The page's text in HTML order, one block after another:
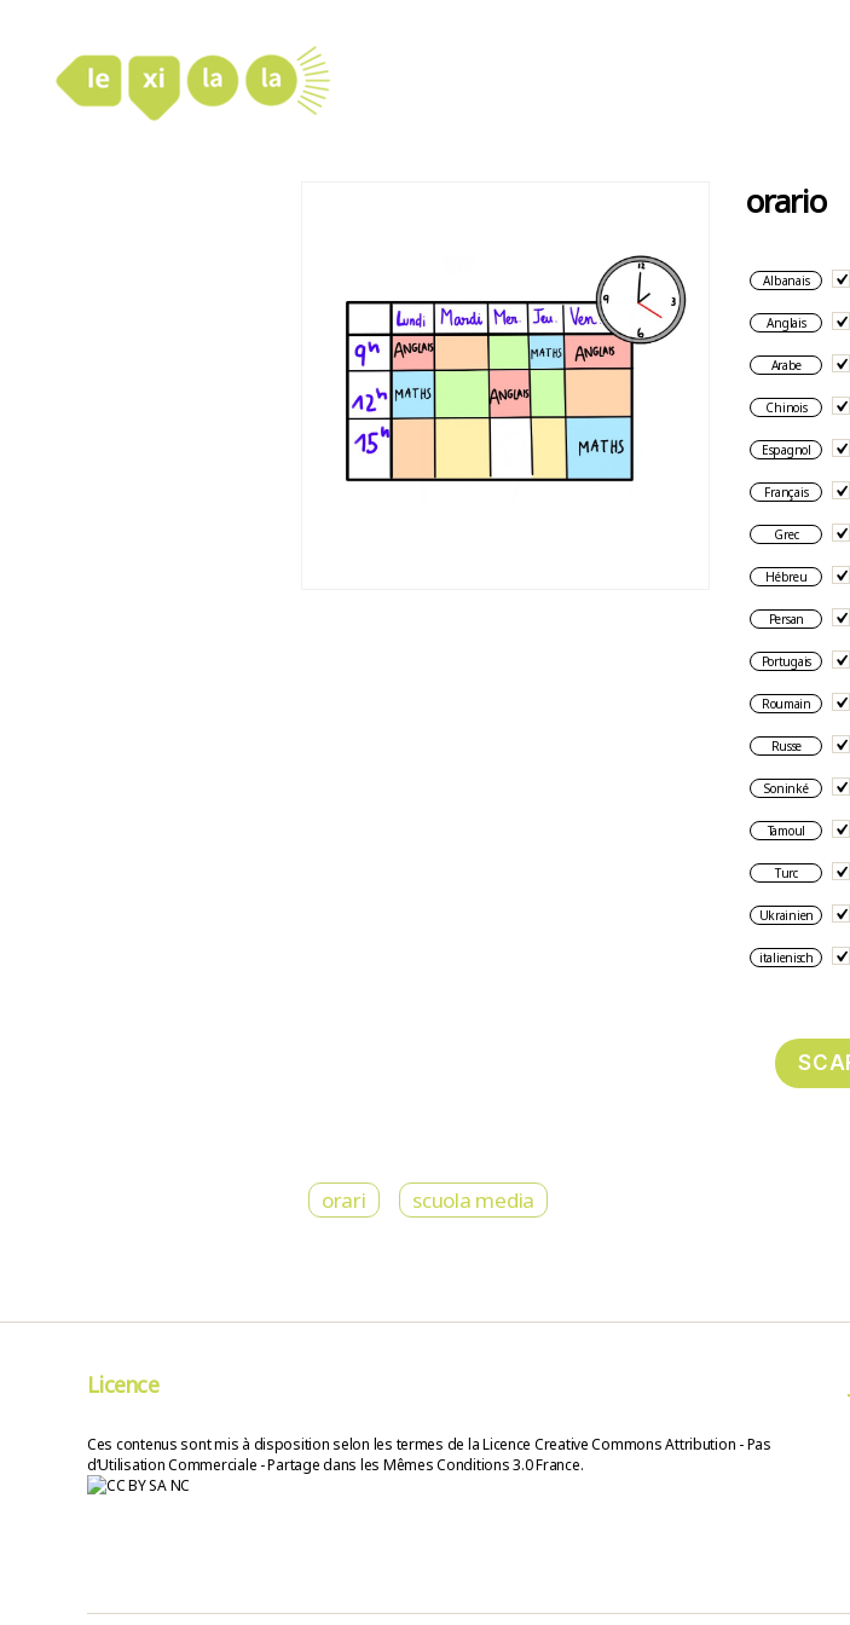
orario
Albanais
Anglais
Arabe
Chinois
Espagnol
Français
Grec
Hébreu
Persan
Portugais
Roumain
Russe
Soninké
Tamoul
Turc
Ukrainien
italienisch
orari scuola media
Licence
Ces contenus sont mis à disposition selon les termes de la Licence Creative Commons Attribution - Pas
d’Utilisation Commerciale - Partage dans les Mêmes Conditions 3.0 France.